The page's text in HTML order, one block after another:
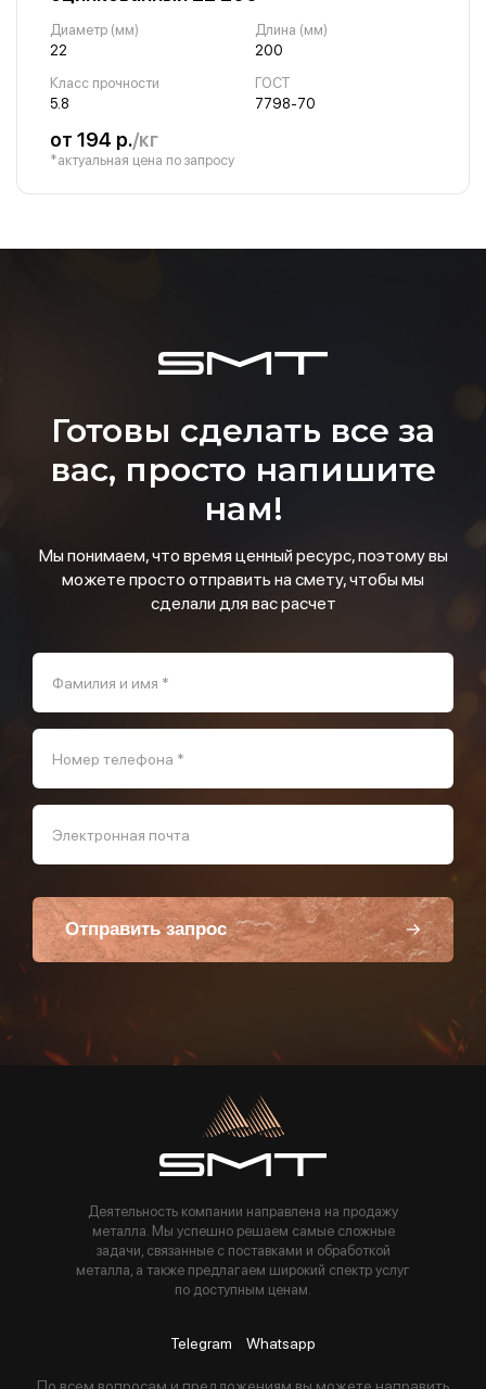
Диаметр (мм)
22
Длина (мм)
200
Класс прочности
5.8
ГОСТ
7798-70
от 194 р./кг
*актуальная цена по запросу
Готовы сделать все за
вас, просто напишите
нам!
Мы понимаем, что время ценный ресурс, поэтому вы
можете просто отправить на смету, чтобы мы
сделали для вас расчет
Фамилия и имя *
Номер телефона *
Электронная почта
Отправить запрос
Пользуясь данной формой вы соглашаетесь с политикой компании
Деятельность компании направлена на продажу
металла. Мы успешно решаем самые сложные
задачи, связанные с поставками и обработкой
металла, а также предлагаем широкий спектр услуг
по доступным ценам.
Telegram Whatsapp